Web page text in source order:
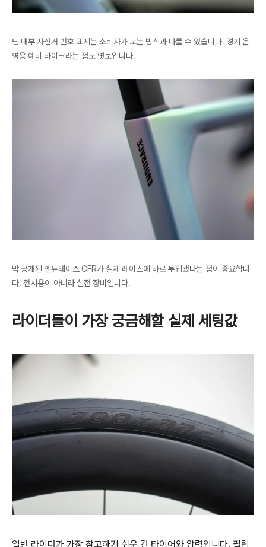
팀 내부 자전거 번호 표시는 소비자가 보는 방식과 다를 수 있습니다. 경기 운
영용 예비 바이크라는 점도 엿보입니다.
막 공개된 엔듀레이스 CFR가 실제 레이스에 바로 투입됐다는 점이 중요합니
다. 전시용이 아니라 실전 장비입니다.
라이더들이 가장 궁금해할 실제 세팅값
일반 라이더가 가장 참고하기 쉬운 건 타이어와 압력입니다. 필립